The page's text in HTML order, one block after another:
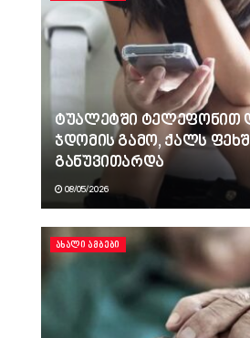
ტუალეტში ტელეფონით
ჯდომის გამო, ქალს
განუვითარდა
08/05/2026
ᲐᲮᲐᲚᲘ ᲐᲛᲑᲔᲑᲘ